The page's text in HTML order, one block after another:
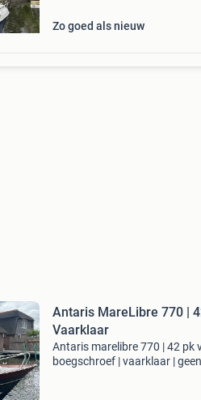
Zo goed als nieuw
Antaris MareLibre 770 |
Vaarklaar
Antaris marelibre 770 | 42 pk
boegschroef | vaarklaar |